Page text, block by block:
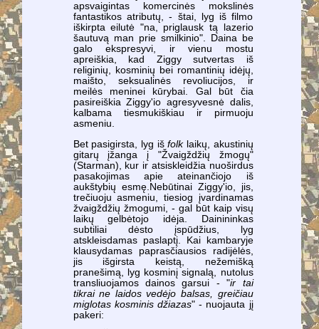
apsvaigintas komercinės mokslinės
fantastikos atributų, - štai, lyg iš filmo
iškirpta eilutė "na, priglausk tą lazerio
šautuvą man prie smilkinio". Daina be
galo ekspresyvi, ir vienu mostu
apreiškia, kad Ziggy sutvertas iš
religinių, kosminių bei romantinių idėjų,
maišto, seksualinės revoliucijos, ir
meilės meninei kūrybai. Gal būt čia
pasireiškia Ziggy'io agresyvesnė dalis,
kalbama tiesmukiškiau ir pirmuoju
asmeniu.
Bet pasigirsta, lyg išfolklaikų, akustinių
gitarų įžanga į "Žvaigždžių žmogų"
(Starman), kur ir atsiskleidžia nuoširdus
pasakojimas apie ateinančiojo iš
aukštybių esmę.Nebūtinai Ziggy'io, jis,
trečiuoju asmeniu, tiesiog įvardinamas
žvaigždžių žmogumi, - gal būt kaip visų
laikų gelbėtojo idėja. Dainininkas
subtiliai dėsto įspūdžius, lyg
atskleisdamas paslaptį. Kai kambaryje
klausydamas paprasčiausios radijėlės,
jis išgirsta keistą, nežemišką
pranešimą, lyg kosminį signalą, nutolus
transliuojamos dainos garsui - "ir tai
tikrai ne laidos vedėjo balsas, greičiau
miglotas kosminis džiazas" - nuojauta jį
pakeri: